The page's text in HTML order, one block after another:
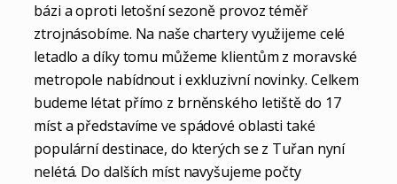
bázi a oproti letošní sezoně provoz téměř
ztrojnásobíme. Na naše chartery využijeme celé
letadlo a díky tomu můžeme klientům z moravské
metropole nabídnout i exkluzivní novinky. Celkem
budeme létat přímo z brněnského letiště do 17
míst a představíme ve spádové oblasti také
populární destinace, do kterých se z Tuřan nyní
nelétá. Do dalších míst navyšujeme počty